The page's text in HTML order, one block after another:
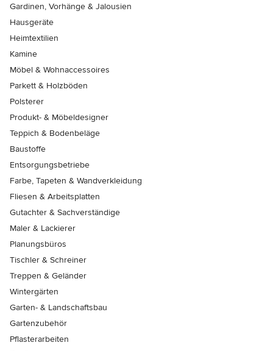
Gardinen, Vorhänge & Jalousien
Hausgeräte
Heimtextilien
Kamine
Möbel & Wohnaccessoires
Parkett & Holzböden
Polsterer
Produkt- & Möbeldesigner
Teppich & Bodenbeläge
Baustoffe
Entsorgungsbetriebe
Farbe, Tapeten & Wandverkleidung
Fliesen & Arbeitsplatten
Gutachter & Sachverständige
Maler & Lackierer
Planungsbüros
Tischler & Schreiner
Treppen & Geländer
Wintergärten
Garten- & Landschaftsbau
Gartenzubehör
Pflasterarbeiten